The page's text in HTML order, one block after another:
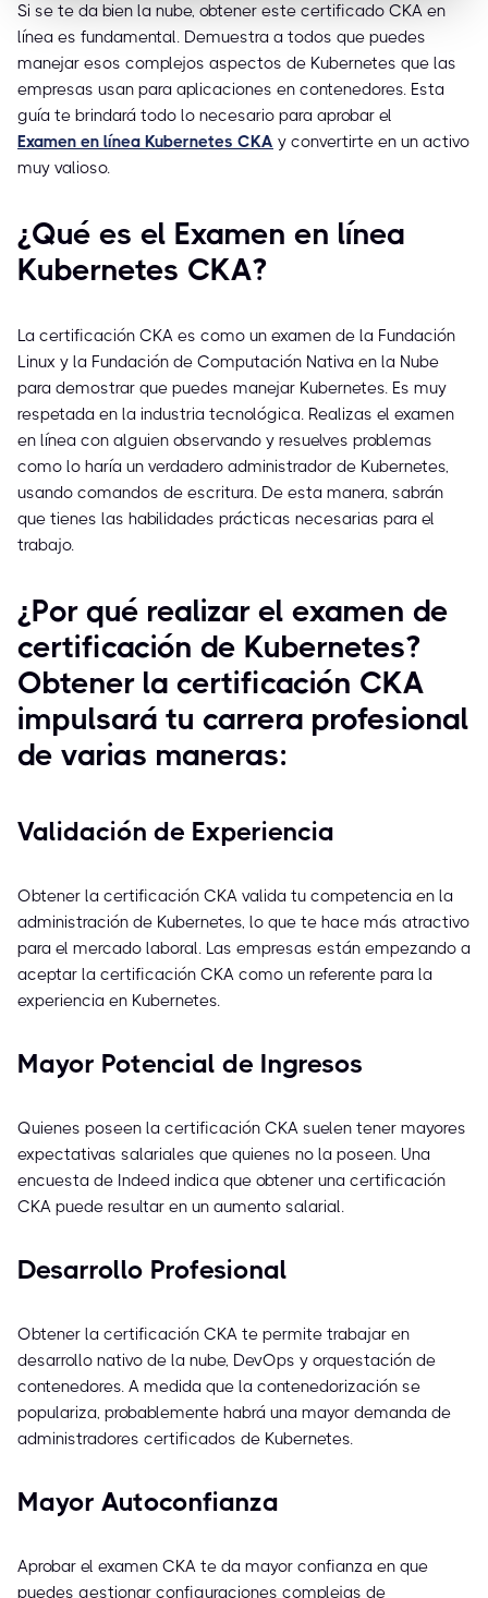
Si se te da bien la nube, obtener este certificado CKA en
línea es fundamental. Demuestra a todos que puedes
manejar esos complejos aspectos de Kubernetes que las
empresas usan para aplicaciones en contenedores. Esta
guía te brindará todo lo necesario para aprobar el
Examen en línea Kubernetes CKA y convertirte en un activo
muy valioso.
¿Qué es el Examen en línea
Kubernetes CKA?
La certificación CKA es como un examen de la Fundación
Linux y la Fundación de Computación Nativa en la Nube
para demostrar que puedes manejar Kubernetes. Es muy
respetada en la industria tecnológica. Realizas el examen
en línea con alguien observando y resuelves problemas
como lo haría un verdadero administrador de Kubernetes,
usando comandos de escritura. De esta manera, sabrán
que tienes las habilidades prácticas necesarias para el
trabajo.
¿Por qué realizar el examen de
certificación de Kubernetes?
Obtener la certificación CKA
impulsará tu carrera profesional
de varias maneras:
Validación de Experiencia
Obtener la certificación CKA valida tu competencia en la
administración de Kubernetes, lo que te hace más atractivo
para el mercado laboral. Las empresas están empezando a
aceptar la certificación CKA como un referente para la
experiencia en Kubernetes.
Mayor Potencial de Ingresos
Quienes poseen la certificación CKA suelen tener mayores
expectativas salariales que quienes no la poseen. Una
encuesta de Indeed indica que obtener una certificación
CKA puede resultar en un aumento salarial.
Desarrollo Profesional
Obtener la certificación CKA te permite trabajar en
desarrollo nativo de la nube, DevOps y orquestación de
contenedores. A medida que la contenedorización se
populariza, probablemente habrá una mayor demanda de
administradores certificados de Kubernetes.
Mayor Autoconfianza
Aprobar el examen CKA te da mayor confianza en que
puedes gestionar configuraciones complejas de